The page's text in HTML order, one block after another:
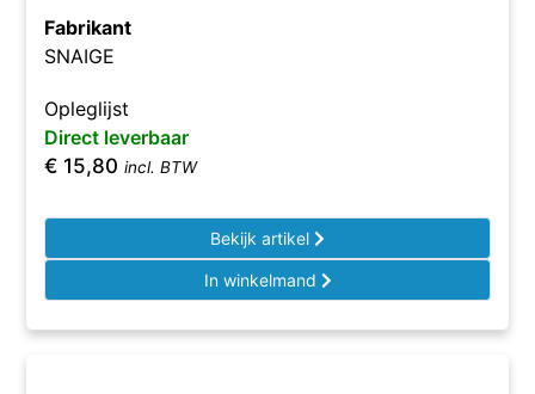
Fabrikant
SNAIGE
Opleglijst
Direct leverbaar
€ 15,80 incl. BTW
Bekijk artikel
In winkelmand